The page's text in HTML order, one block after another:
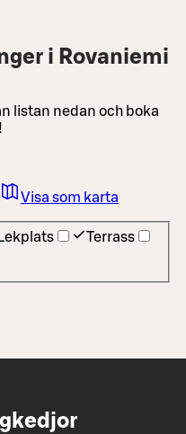
i Rovaniemi
listan nedan och boka
Lekplats
Terrass
Visa som karta